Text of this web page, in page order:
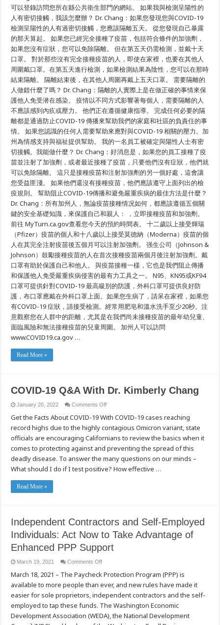
可以登錄訪問您所在縣公共衛生部門的網站。 如果我與檢測呈陽性的
人有密切接觸，我該怎麼辦？ Dr. Chang：如果您發現您與COVID-19
檢測呈陽性的人有過密切接觸，您應該隔離五天。 從您發現自己暴露
的那天算起。 如果您已經完全接種了疫苗，包括符合條件的加強劑，
如果您沒有症狀，您可以免除隔離。 但在第五天仍需檢測，並戴十天
口罩。 對於那些沒有完全接種疫苗的人，即使在家裡，也要在其他人
周圍戴口罩。在第五天進行檢測，如果檢測結果為陰性，您可以在那時
結束隔離。 隔離結束後，在其他人周圍再戴上五天口罩。 需要隔離的
人做錯什麼了嗎？ Dr. Chang：隔離的人實際上是在做正確的事情來保
護他人免受潜在感染。 疫情以不同方式影響著每個人，需要隔離的人
不應該感到內疚或壓力。 他們正在遵循健康指導。 完成任何必要的隔
離都是通過防止COVID-19 傳播來幫助我們的家庭和社區的負責任的事
情。 如果您認識的任何人需要幫助來應對與COVID-19 相關的壓力。加
州為情感支持與福祉提供幫助。 我的一名員工被確定與陽性人士有密
切接觸。我能做什麼？ Dr. Chang：好消息是，如果您的員工接種了疫
苗並注射了加強劑，或者最近接種了疫苗，只要他們沒有症狀，他們就
可以免除隔離。 這只是接種疫苗和注射加強劑的另一個好處，這會讓
您受益匪淺。 如果他們還沒有接種疫苗，他們應該遵守上面列出的檢
疫規則。 幫助阻止COVID-19傳播和避免嚴重疾病的最佳方法是什麼？
Dr. Chang：所有加州人，無論疫苗接種情况如何，都應該遵循五個關
鍵的安全基礎知識，來保護自己和親人： ，立即接種疫苗和加強劑。
前往 MyTurn.ca.gov查看您今天的預約時間表。 十二歲以上接受輝瑞
（Pfizer）疫苗的個人和十八歲以上接受莫德納（Moderna）疫苗的個
人在其完全注射疫苗後五個月可以注射加強劑。 强生公司（Johnson &
Johnson）鼓勵接種疫苗的人在首次接種疫苗兩個月後注射加強劑。戴
口罩有助於保護自己和他人。 與疫苗接種一樣，它也是我們阻止傳播
和保護他人免受嚴重疾病侵害的最有力工具之一。 N95、KN95或KF94
口罩可提供針對COVID-19 最高級別的防護，外科口罩可提供良好防
護，布口罩應戴在外科口罩上面。如果您生病了，請呆在家裡，如果您
有COVID-19 症狀，請接受檢測。經常用肥皂和溫水洗手至少20秒。注
意觀察您在人群中的距離，尤其是在我們尚未接種疫苗的最年幼兒童、
面臨風險和無法接種疫苗的兒童周圍。 加州人可以訪問
www.COVID19.ca.gov …
Read More »
COVID-19 Q&A With Dr. Kimberly Chang
January 20, 2022 Comments Offon
19
Q&A
With
Kimberly
Get the Facts About COVID-19 With COVID-19 cases reaching
record highs due to the highly contagious Omicron variant, state
officials are encouraging Californians to review the basics when it
comes to protecting against and preventing the spread of this
deadly disease. To answer the many questions on our minds –
What should I do if I test positive? How effective …
Read More »
Independent Contractors and Self-Employed
Individuals: Act Now to Take Advantage of
Enhanced PPP Support
March 19, 2021 Comments Offon
Contractors
and
Self-
Individuals:
Act
Now
to
Take
March 18, 2021 – The Paycheck Protection Program (PPP) is
available to more people than ever, and new rules have made it
easier for sole proprietors, independent contractors and the self-
employed to tap these funds. The Washington Economic
Development Association (WEDA), the National Development